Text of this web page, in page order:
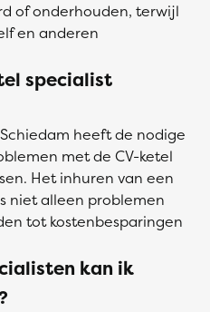
of onderhouden, terwijl
en anderen
specialist
heeft de nodige
met de CV-ketel
Het inhuren van een
niet alleen problemen
tot kostenbesparingen
kan ik